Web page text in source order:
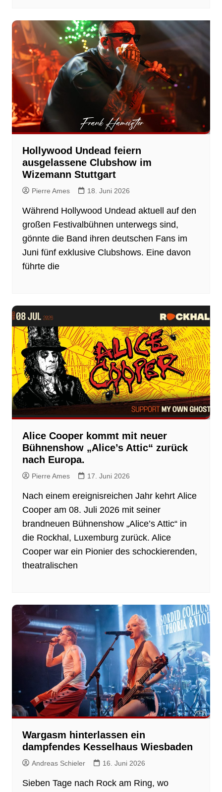
Hollywood Undead feiern
ausgelassene Clubshow im
Wizemann Stuttgart
Pierre Ames 18. Juni 2026
Während Hollywood Undead aktuell auf den
großen Festivalbühnen unterwegs sind,
gönnte die Band ihren deutschen Fans im
Juni fünf exklusive Clubshows. Eine davon
führte die
Alice Cooper kommt mit neuer
Bühnenshow „Alice’s Attic“ zurück
nach Europa.
Pierre Ames 17. Juni 2026
Nach einem ereignisreichen Jahr kehrt Alice
Cooper am 08. Juli 2026 mit seiner
brandneuen Bühnenshow „Alice’s Attic“ in
die Rockhal, Luxemburg zurück. Alice
Cooper war ein Pionier des schockierenden,
theatralischen
Wargasm hinterlassen ein
dampfendes Kesselhaus Wiesbaden
Andreas Schieler 16. Juni 2026
Sieben Tage nach Rock am Ring, wo